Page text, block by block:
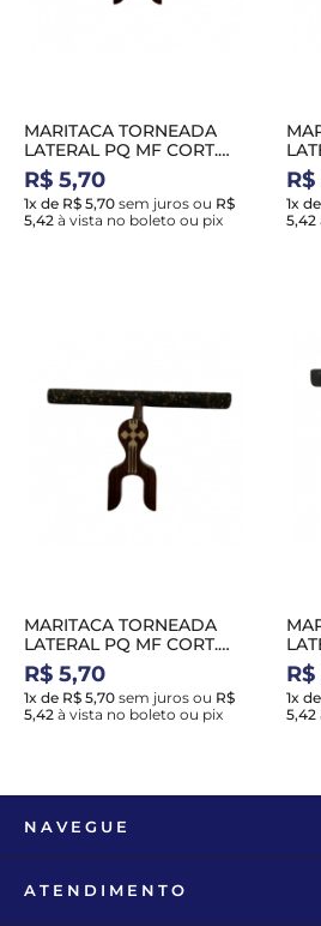
MARITACA TORNEADA
LATERAL PQ MF CORT.
NATURAL MARROM
R$ 5,70
1x de R$ 5,70 sem juros ou R$
5,42 à vista no boleto ou pix
1x
5,42
MARITACA TORNEADA
LATERAL PQ MF CORT.
PRETA MARROM
R$ 5,70
1x de R$ 5,70 sem juros ou R$
5,42 à vista no boleto ou pix
1x
5,42
NAVEGUE
ATENDIMENTO